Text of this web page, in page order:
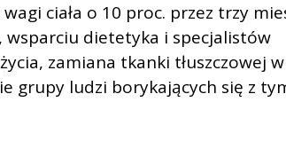
ciała o 10 proc. przez trzy
wsparciu dietetyka i specjalistów
zamiana tkanki tłuszczowej
grupy ludzi borykających się z